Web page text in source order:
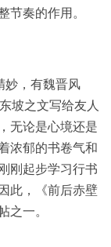
节奏的作用。
，有魏晋风
坡之文写给友人
无论是心境还是
浓郁的书卷气和
刚起步学习行书
此，《前后赤壁
之一。